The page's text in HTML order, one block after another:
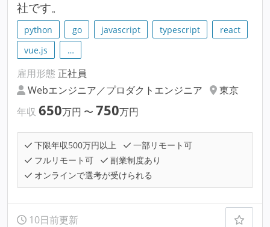
社です。
python go javascript typescript
react
vue.js
…
雇用形態 正社員
Webエンジニア／プロダクトエンジニア
東京
年収 650万円 〜 750万円
下限年収500万円以上
一部リモート可
フルリモート可
副業制度あり
オンラインで選考が受けられる
10日前更新